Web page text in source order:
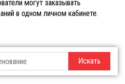
могут заказывать
в одном личном кабинете.
Искать